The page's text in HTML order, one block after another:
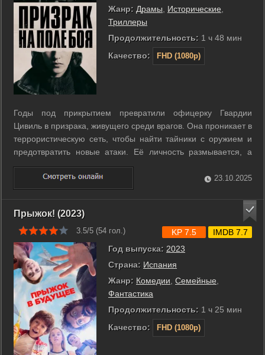
Жанр: Драмы Исторические
Триллеры
Продолжительность: 1 ч 48 мин
Качество:
FHD (1080p)
Годы под прикрытием превратили офицерку Гвардии
Цивиль в призрака, живущего среди врагов. Она проникает в
террористическую сеть, чтобы найти тайники с оружием и
предотвратить новые атаки. Её личность размывается, а
одиночество становится частью миссии. Чем ближе финал
операции, тем сильнее сомнения. Сможет ли она вернуться
к жизни, которую ...
23.10.2025
Прыжок! (2023)
3.5/5 (54 гол.)
Год выпуска: 2023
Страна: Испания
Жанр: Комедии Семейные
Фантастика
Продолжительность: 1 ч 25 мин
Качество:
FHD (1080p)
KP 7.5 IMDB 7.7